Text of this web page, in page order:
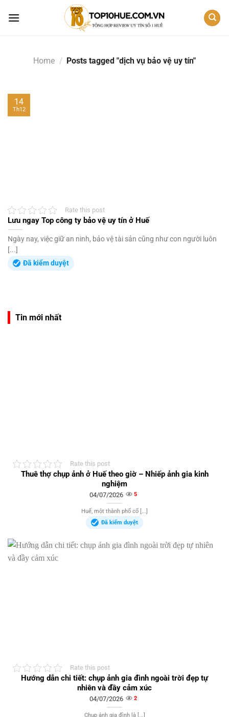
Home / Posts tagged "dịch vụ bảo vệ uy tín"
Rate this post
Lưu ngay Top công ty bảo vệ uy tín ở Huế
Ngày nay, việc giữ an ninh, bảo vệ tài sản cũng như con người luôn
[...]
Đã kiểm duyệt
14
Th12
Tin mới nhất
Rate this post
Thuê thợ chụp ảnh ở Huế theo giờ – Nhiếp ảnh gia kinh
nghiệm
04/07/2026 5
Huế, một thành phố cổ [...]
Đã kiểm duyệt
Rate this post
Hướng dẫn chi tiết: chụp ảnh gia đình ngoài trời đẹp tự
nhiên và đầy cảm xúc
04/07/2026 2
Chụp ảnh gia đình là [...]